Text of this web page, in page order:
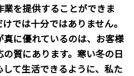
業を提供することができま
では十分ではありません。
に優れているのは、お客様
質にあります。寒い冬の日
て生活できるように、私た